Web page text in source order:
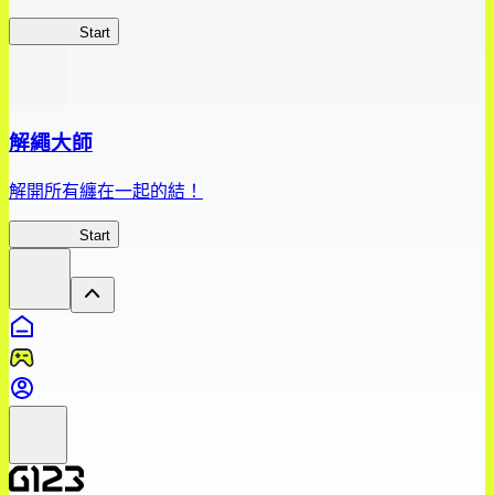
Start
解繩大師
解開所有纏在一起的結！
Start